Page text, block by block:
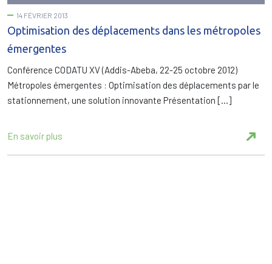
14 FÉVRIER 2013
Optimisation des déplacements dans les métropoles
émergentes
Conférence CODATU XV (Addis-Abeba, 22-25 octobre 2012)
Métropoles émergentes : Optimisation des déplacements par le
stationnement, une solution innovante Présentation […]
En savoir plus